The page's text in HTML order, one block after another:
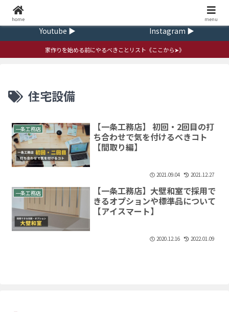
Youtube ▶
Instagram ▶
家作りを始める前にやるべきことリスト《ここから➤》
住宅設備
一条工務店
【一条工務店】 初回・2回目の打
ち合わせで気を付けるべきコト
【間取り編】
2021.09.04 2021.12.27
一条工務店
【一条工務店】大壁和室で採用で
きるオプションや標準品について
【アイスマート】
2020.12.16 2022.01.09
home ｍenu